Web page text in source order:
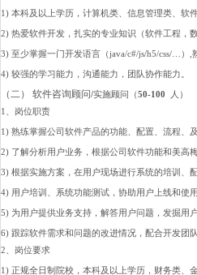
1) 本科及以上学历，计算机类、信息管理类、软
2) 热爱软件开发，扎实的专业知识（软件工程，
3) 至少掌握一门开发语言（java/c#/js/h5/css/…）,
4) 较强的学习能力，沟通能力，团队协作能力。
（二） 软件咨询顾问/实施顾问（50-100
人）
1、岗位职责
1) 熟练掌握公司软件产品的功能、配置、流程、
2) 了解分析用户业务，根据公司软件功能和美高
3) 根据实施方案，在用户现场进行系统的培训、
4) 用户培训、系统功能测试，协助用户上线和使
5) 为用户提供业务支持，解答用户问题，发掘用
6) 跟踪软件需求和问题的改进情况，配合开发团
2、岗位要求
1) 正规全日制院校，本科及以上学历，财务类、